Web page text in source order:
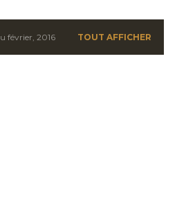
février, 2016 TOUT AFFICHER